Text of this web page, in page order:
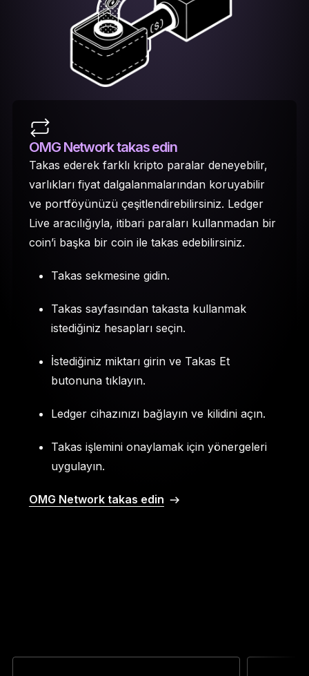
OMG Network takas edin
Takas ederek farklı kripto paralar deneyebilir,
varlıkları fiyat dalgalanmalarından koruyabilir
ve portföyünüzü çeşitlendirebilirsiniz. Ledger
Live aracılığıyla, itibari paraları kullanmadan bir
coin’i başka bir coin ile takas edebilirsiniz.
Takas sekmesine gidin.
Takas sayfasından takasta kullanmak
istediğiniz hesapları seçin.
İstediğiniz miktarı girin ve Takas Et
butonuna tıklayın.
Ledger cihazınızı bağlayın ve kilidini açın.
Takas işlemini onaylamak için yönergeleri
uygulayın.
OMG Network takas edin